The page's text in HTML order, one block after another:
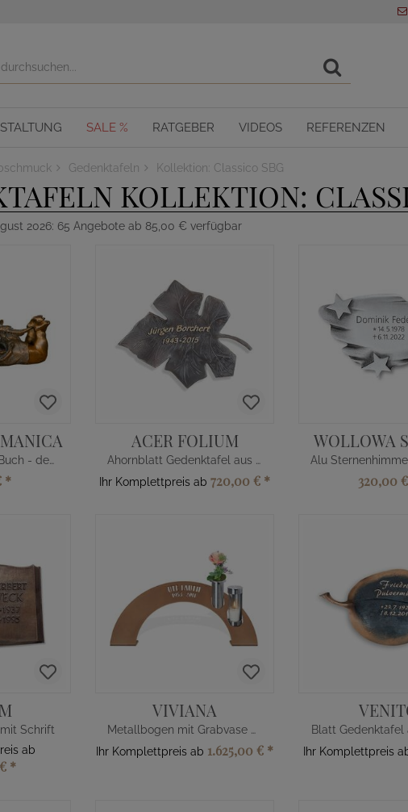
SALE % RATGEBER VIDEOS REFERENZEN
Gedenktafeln Kollektion: Classico SBG
KOLLEKTION:
2026: 65 Angebote ab 85,00 € verfügbar
Bronze Engel mit Buch - deutsch
*
ACER FOLIUM
Ahornblatt Gedenktafel aus Bronze
Ihr Komplettpreis ab 720,00 € *
WOLLOWA
320,00 €
Schrift
ab
*
VIVIANA
Metallbogen mit Grabvase & Laterne
Ihr Komplettpreis ab 1.625,00 € *
Blatt Gedenktafel
Ihr Komplettpreis